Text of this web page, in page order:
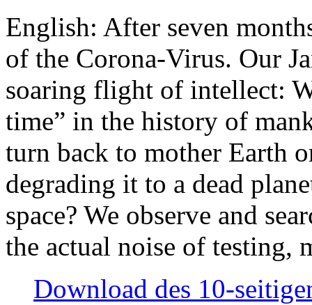
English: After seven
of the Corona-Virus. Our
soaring flight of intellect:
time” in the history of
turn back to mother Earth
degrading it to a dead
space? We observe and
the actual noise of testing,
Download des 10-